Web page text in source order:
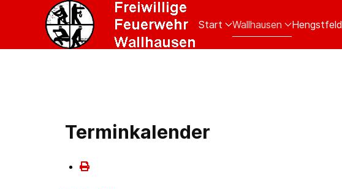
Start Wallhausen Hengstfeld
Terminkalender